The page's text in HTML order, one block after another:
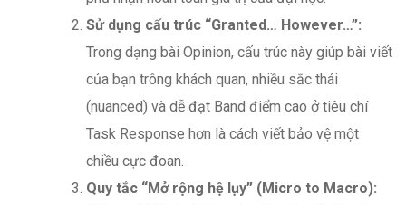
Sử dụng cấu trúc “Granted… However…”:
Trong dạng bài Opinion, cấu trúc này giúp bài viết
của bạn trông khách quan, nhiều sắc thái
(nuanced) và dễ đạt Band điểm cao ở tiêu chí
Task Response hơn là cách viết bảo vệ một
chiều cực đoan.
Quy tắc “Mở rộng hệ lụy” (Micro to Macro):